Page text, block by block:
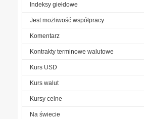
Indeksy giełdowe
Jest możliwość współpracy
Komentarz
Kontrakty terminowe walutowe
Kurs USD
Kurs walut
Kursy celne
Na świecie